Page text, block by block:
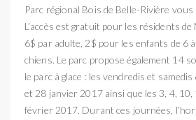
Parc régional Bois de Belle-Rivière
L’accès est gratuit pour les résidents
6$ par adulte, 2$ pour les enfants de 6
chiens. Le parc propose également 14
le parc à glace : les vendredis et
et 28 janvier 2017 ainsi que les 3, 4, 10,
février 2017. Durant ces journées,